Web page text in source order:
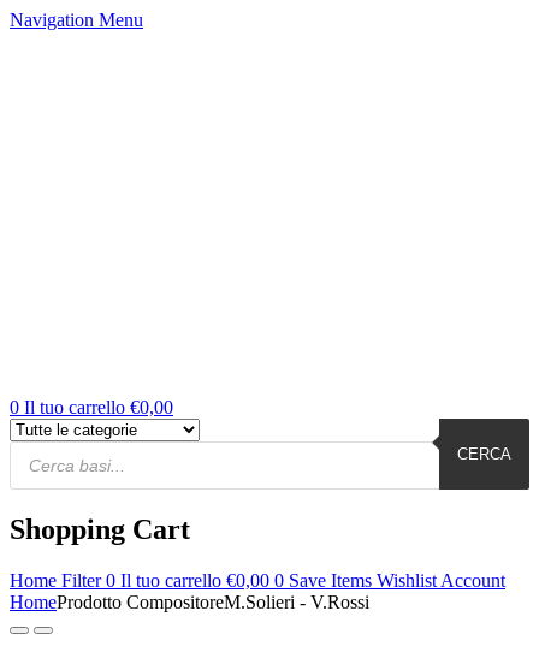
Navigation Menu
0 Il tuo carrello €0,00
Products
Cerca
CERCA
Shopping Cart
Home Filter 0 Il tuo carrello €0,00 0 Save Items Wishlist Account
HomeProdotto CompositoreM.Solieri - V.Rossi